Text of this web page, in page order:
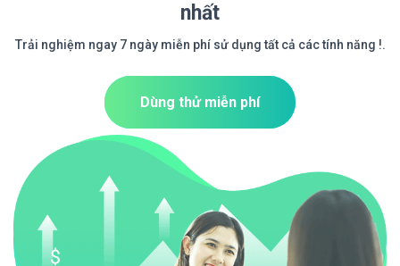
nhất
Trải nghiệm ngay 7 ngày miễn phí sử dụng tất cả các tính năng !.
Dùng thử miễn phí